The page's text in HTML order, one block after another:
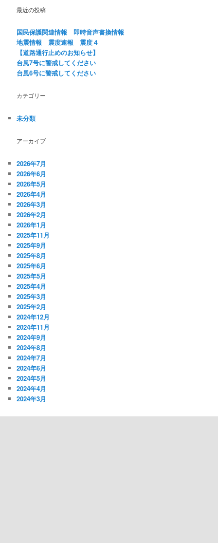
ビ
ー
シ
ョ
ン
最近の投稿
国民保護関連情報 即時音声書換情報
地震情報 震度速報 震度４
【道路通行止めのお知らせ】
台風7号に警戒してください
台風6号に警戒してください
カテゴリー
未分類
アーカイブ
2026年7月
2026年6月
2026年5月
2026年4月
2026年3月
2026年2月
2026年1月
2025年11月
2025年9月
2025年8月
2025年6月
2025年5月
2025年4月
2025年3月
2025年2月
2024年12月
2024年11月
2024年9月
2024年8月
2024年7月
2024年6月
2024年5月
2024年4月
2024年3月